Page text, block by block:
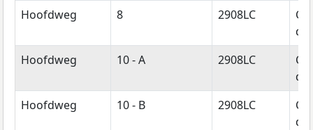
Hoofdweg
8 2908LC
Hoofdweg
10 - A 2908LC
Hoofdweg
10 - B 2908LC